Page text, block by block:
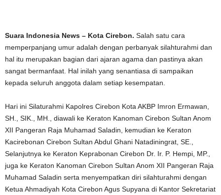
Suara Indonesia News – Kota Cirebon. Salah satu cara
memperpanjang umur adalah dengan perbanyak silahturahmi dan
hal itu merupakan bagian dari ajaran agama dan pastinya akan
sangat bermanfaat. Hal inilah yang senantiasa di sampaikan
kepada seluruh anggota dalam setiap kesempatan.
Hari ini Silaturahmi Kapolres Cirebon Kota AKBP Imron Ermawan,
SH., SIK., MH., diawali ke Keraton Kanoman Cirebon Sultan Anom
XII Pangeran Raja Muhamad Saladin, kemudian ke Keraton
Kacirebonan Cirebon Sultan Abdul Ghani Natadiningrat, SE.,
Selanjutnya ke Keraton Keprabonan Cirebon Dr. Ir. P. Hempi, MP.,
juga ke Keraton Kanoman Cirebon Sultan Anom XII Pangeran Raja
Muhamad Saladin serta menyempatkan diri silahturahmi dengan
Ketua Ahmadiyah Kota Cirebon Agus Supyana di Kantor Sekretariat